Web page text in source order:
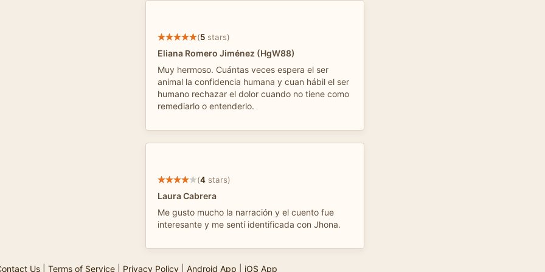
(5 stars)
Eliana Romero Jiménez (HgW88)
Muy hermoso. Cuántas veces espera el ser
animal la confidencia humana y cuan hábil el ser
humano rechazar el dolor cuando no tiene como
remediarlo o entenderlo.
(4 stars)
Laura Cabrera
Me gusto mucho la narración y el cuento fue
interesante y me sentí identificada con Jhona.
Us| Terms of Service| Privacy Policy| Android App iOS App